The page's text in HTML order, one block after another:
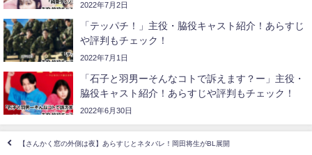
2022年7月2日
「テッパチ！」主役・脇役キャスト紹介！あらすじ
や評判もチェック！
2022年7月1日
「石子と羽男ーそんなコトで訴えます？ー」主役・
脇役キャスト紹介！あらすじや評判もチェック！
2022年6月30日
【さんかく窓の外側は夜】あらすじとネタバレ！岡田将生がBL展開